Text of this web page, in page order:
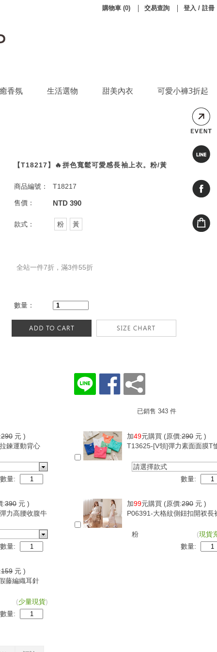
香氛 生活選物 甜美內衣 可愛小褲3折起
購物車 (0) 交易查詢 登入 / 註冊
【T18217】🔥拼色寬鬆可愛感長袖上衣。粉/黃
商品編號： T18217
售價： NTD 390
款式： 粉 黃
全站一件7折，滿3件55折
數量：
已銷售 343 件
290 元 )
鍊運動背心
數量:
加49元購買 (原價:290 元 )
T13625-[V領]彈力素面面膜T
請選擇款式
數量:
:390 元 )
力高腰收腹牛
數量:
加99元購買 (原價:290 元 )
P06391-大格紋側鈕扣開衩長
粉 (現貨
數量:
159 元 )
藤編織耳針
(少量現貨)
數量: